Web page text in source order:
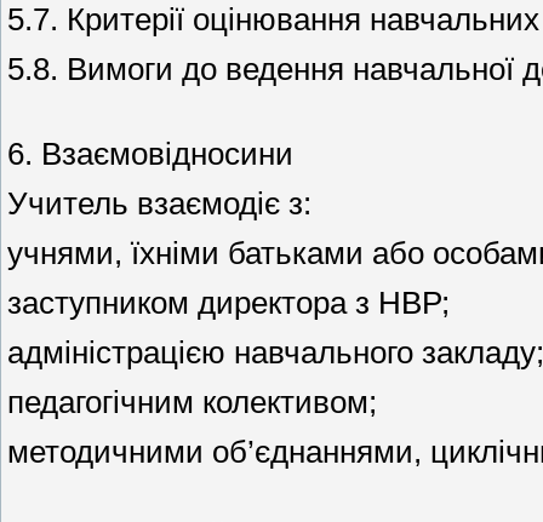
5.7. Критерії оцінювання
5.8. Вимоги до ведення навчальної
6. Взаємовідносини
Учитель взаємодіє з:
учнями, їхніми батьками або
заступником директора з НВР;
адміністрацією навчального закладу;
педагогічним колективом;
методичними об’єднаннями,